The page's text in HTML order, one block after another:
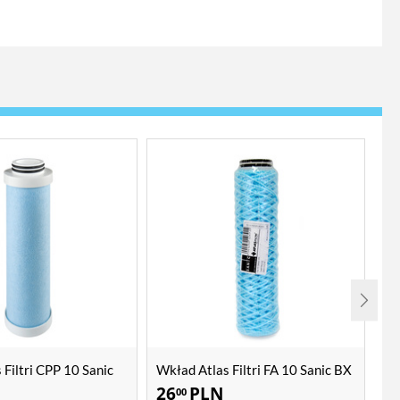
Filtri CPP 10 Sanic
Wkład Atlas Filtri FA 10 Sanic BX
2600 PLN